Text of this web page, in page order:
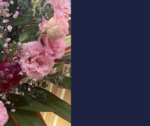
レッスン
工房
施設紹介